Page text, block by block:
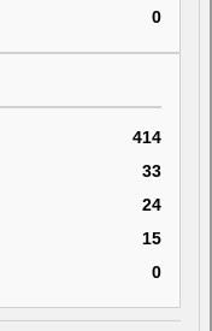
0
414
33
24
15
0